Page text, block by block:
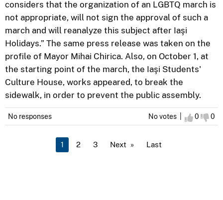
considers that the organization of an LGBTQ march is
not appropriate, will not sign the approval of such a
march and will reanalyze this subject after Iaşi
Holidays.” The same press release was taken on the
profile of Mayor Mihai Chirica. Also, on October 1, at
the starting point of the march, the Iaşi Students'
Culture House, works appeared, to break the
sidewalk, in order to prevent the public assembly.
No votes | I agree
0 I
0
No responses
You're on page
1 2 3 Next Last